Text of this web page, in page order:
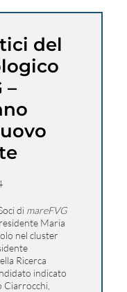
del
–
di mareFVG
Maria
nel cluster
Ricerca
indicato
Ciarrocchi,